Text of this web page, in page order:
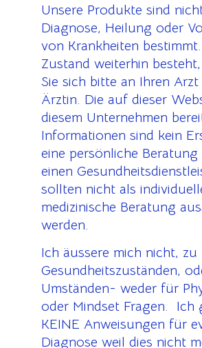
Unsere Produkte sind
Diagnose, Heilung oder
von Krankheiten
Zustand weiterhin
Sie sich bitte an Ihren
Ärztin. Die auf dieser
diesem Unternehmen
Informationen sind kein
eine persönliche
einen
sollten nicht als
medizinische Beratung
werden.
Ich äussere mich nicht, zu
Gesundheitszuständen,
Umständen- weder für
oder Mindset Fragen. Ich
KEINE Anweisungen für
Diagnose weil dies nicht